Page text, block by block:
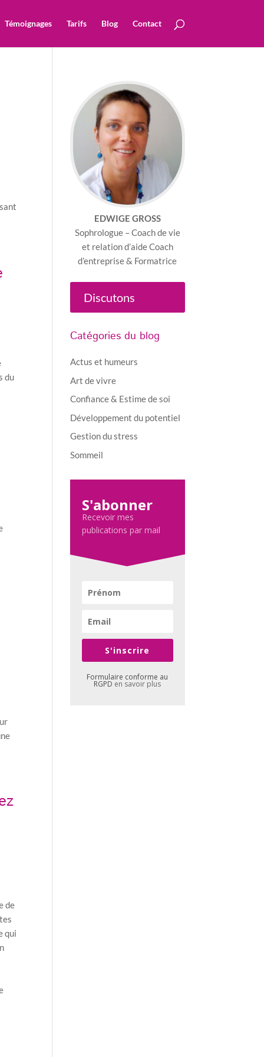
Témoignages Tarifs Blog Contact
du
de
qui
EDWIGE GROSS
Sophrologue – Coach de vie
et relation d’aide Coach
d’entreprise & Formatrice
Discutons
Catégories du blog
Actus et humeurs
Art de vivre
Confiance & Estime de soi
Développement du potentiel
Gestion du stress
Sommeil
S'abonner
Recevoir mes
publications par mail
S'inscrire
Formulaire conforme au
RGPD en savoir plus